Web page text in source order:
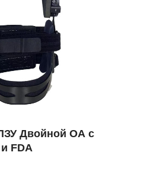
Двойной ОА с
FDA